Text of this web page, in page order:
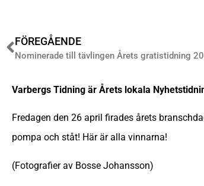
FÖREGÅENDE
Nominerade till tävlingen Årets gratistidning
Varbergs Tidning är Årets lokala
Fredagen den 26 april firades årets
pompa och ståt! Här är alla vinnarna!
(Fotografier av Bosse Johansson)